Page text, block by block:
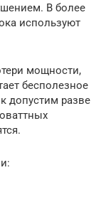
В более
используют
мощности,
бесполезное
допустим разве